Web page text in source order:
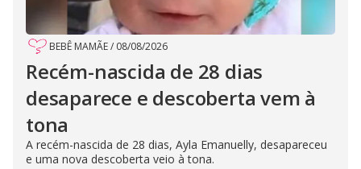
BEBÊ MAMÃE/ 08/08/2026
Recém-nascida de 28 dias
desaparece e descoberta vem à
tona
A recém-nascida de 28 dias, Ayla Emanuelly, desapareceu
e uma nova descoberta veio à tona.